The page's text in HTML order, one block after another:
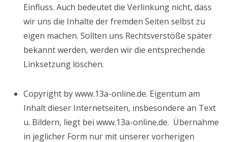
Einfluss. Auch bedeutet die Verlinkung nicht, dass
wir uns die Inhalte der fremden Seiten selbst zu
eigen machen. Sollten uns Rechtsverstöße später
bekannt werden, werden wir die entsprechende
Linksetzung löschen.
Copyright by www.13a-online.de. Eigentum am
Inhalt dieser Internetseiten, insbesondere an Text
u. Bildern, liegt bei www.13a-online.de. Übernahme
in jeglicher Form nur mit unserer vorherigen